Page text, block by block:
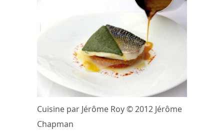
Cuisine par Jérôme Roy © 2012 Jérôme
Chapman